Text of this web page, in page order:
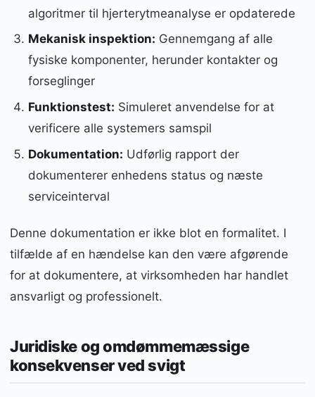
algoritmer til hjerterytmeanalyse er opdaterede
Mekanisk inspektion: Gennemgang af alle
fysiske komponenter, herunder kontakter og
forseglinger
Funktionstest: Simuleret anvendelse for at
verificere alle systemers samspil
Dokumentation: Udførlig rapport der
dokumenterer enhedens status og næste
serviceinterval
Denne dokumentation er ikke blot en formalitet. I
tilfælde af en hændelse kan den være afgørende
for at dokumentere, at virksomheden har handlet
ansvarligt og professionelt.
Juridiske og omdømmemæssige
konsekvenser ved svigt